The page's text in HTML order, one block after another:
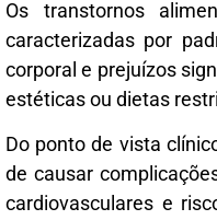
Os transtornos
caracterizadas por
corporal e prejuízos
estéticas ou dietas
Do ponto de vista
de causar
cardiovasculares e